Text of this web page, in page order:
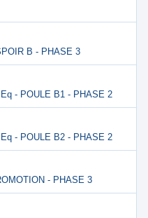
B - PHASE 3
- POULE B1 - PHASE 2
- POULE B2 - PHASE 2
- PHASE 3